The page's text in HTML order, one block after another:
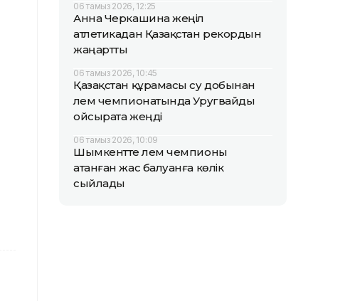
06 тамыз 2026, 12:25
Анна Черкашина жеңіл
атлетикадан Қазақстан рекордын
жаңартты
06 тамыз 2026, 10:45
Қазақстан құрамасы су добынан
әлем чемпионатында Уругвайды
ойсырата жеңді
06 тамыз 2026, 10:09
Шымкентте әлем чемпионы
атанған жас балуанға көлік
сыйлады